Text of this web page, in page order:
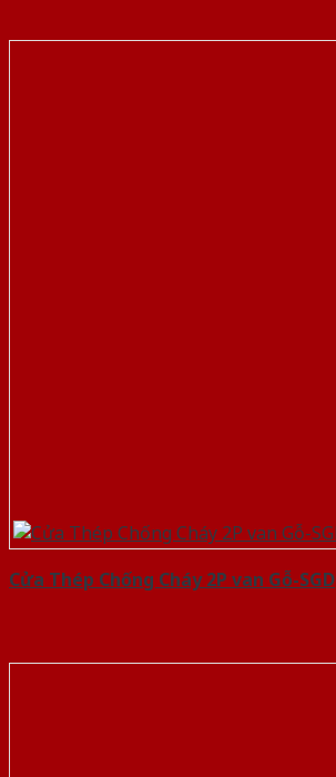
Cửa Thép Chống Cháy 2P van Gỗ-SGD